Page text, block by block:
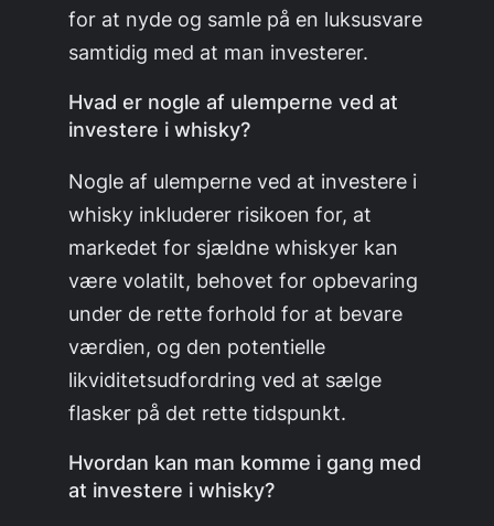
for at nyde og samle på en luksusvare
samtidig med at man investerer.
Hvad er nogle af ulemperne ved at
investere i whisky?
Nogle af ulemperne ved at investere i
whisky inkluderer risikoen for, at
markedet for sjældne whiskyer kan
være volatilt, behovet for opbevaring
under de rette forhold for at bevare
værdien, og den potentielle
likviditetsudfordring ved at sælge
flasker på det rette tidspunkt.
Hvordan kan man komme i gang med
at investere i whisky?